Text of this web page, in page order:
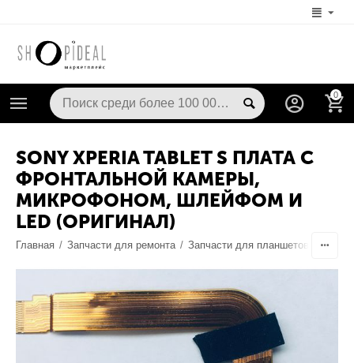
0
SONY XPERIA TABLET S ПЛАТА С
ФРОНТАЛЬНОЙ КАМЕРЫ,
МИКРОФОНОМ, ШЛЕЙФОМ И
LED (ОРИГИНАЛ)
Главная / Запчасти для ремонта / Запчасти для планшетов